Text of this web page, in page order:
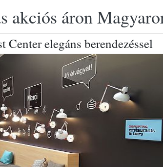
akciós áron
elegáns berendezéssel